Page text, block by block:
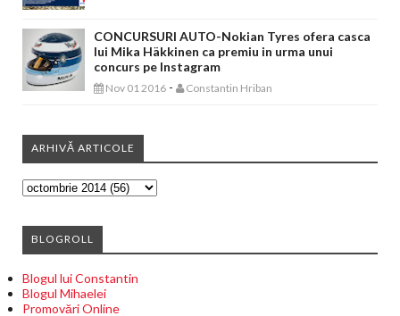
CONCURSURI AUTO-Nokian Tyres ofera casca
lui Mika Häkkinen ca premiu in urma unui
concurs pe Instagram
Nov 01 2016 - Constantin Hriban
ARHIVĂ ARTICOLE
BLOGROLL
Blogul lui Constantin
Blogul Mihaelei
Promovări Online